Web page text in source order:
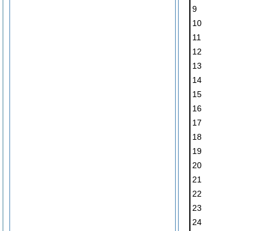
9
10
11
12
13
14
15
16
17
18
19
20
21
22
23
24